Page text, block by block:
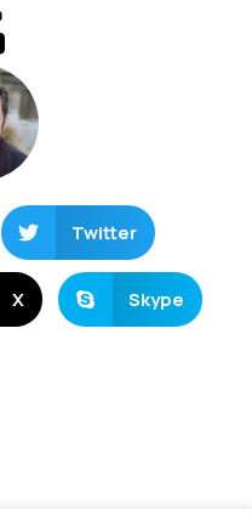
Twitter
X Skype